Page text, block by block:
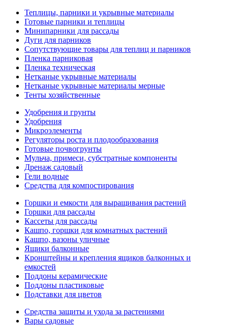
Теплицы, парники и укрывные материалы
Готовые парники и теплицы
Минипарники для рассады
Дуги для парников
Сопутствующие товары для теплиц и парников
Пленка парниковая
Пленка техническая
Нетканые укрывные материалы
Нетканые укрывные материалы мерные
Тенты хозяйственные
Удобрения и грунты
Удобрения
Микроэлементы
Регуляторы роста и плодообразования
Готовые почвогрунты
Мульча, примеси, субстратные компоненты
Дренаж садовый
Гели водные
Средства для компостирования
Горшки и емкости для выращивания растений
Горшки для рассады
Кассеты для рассады
Кашпо, горшки для комнатных растений
Кашпо, вазоны уличные
Ящики балконные
Кронштейны и крепления ящиков балконных и
емкостей
Поддоны керамические
Поддоны пластиковые
Подставки для цветов
Средства защиты и ухода за растениями
Вары садовые